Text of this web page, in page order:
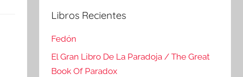
Libros Recientes
Fedón
El Gran Libro De La Paradoja / The Great
Book Of Paradox